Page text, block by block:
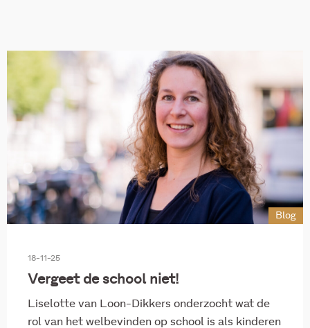
Huiselijk geweld en kindermishandeling
Inburgering nieuwkomers Jeugd en opvoeding
Jeugdhulp
Ondermijning, criminaliteit en veiligheid
Onderwijs en ontwikkeling Overig
Blog
18-11-25
Vergeet de school niet!
Liselotte van Loon-Dikkers onderzocht wat de
rol van het welbevinden op school is als kinderen